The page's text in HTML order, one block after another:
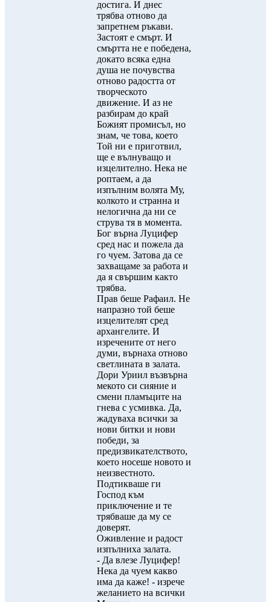
достига. И днес
трябва отново да
запретнем ръкави.
Застоят е смърт. И
смъртта не е победена,
докато всяка една
душа не почувства
отново радостта от
творческото
движение. И аз не
разбирам до край
Божият промисъл, но
знам, че това, което
Той ни е приготвил,
ще е вълнуващо и
изцелително. Нека не
роптаем, а да
изпълним волята Му,
колкото и странна и
нелогична да ни се
струва тя в момента.
Бог върна Луцифер
сред нас и пожела да
го чуем. Затова да се
захващаме за работа и
да я свършим както
трябва.
Прав беше Рафаил. Не
напразно той беше
изцелителят сред
архангелите. И
изречените от него
думи, върнаха отново
светлината в залата.
Дори Уриил възвърна
мекото си сияние и
смени пламъците на
гнева с усмивка. Да,
жадуваха всички за
нови битки и нови
победи, за
предизвикателството,
което носеше новото и
неизвестното.
Подтикваше ги
Господ към
приключение и те
трябваше да му се
доверят.
Оживление и радост
изпълниха залата.
- Да влезе Луцифер!
Нека да чуем какво
има да каже! - изрече
желанието на всички